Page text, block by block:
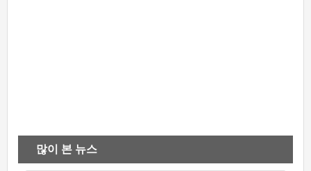
많이 본 뉴스